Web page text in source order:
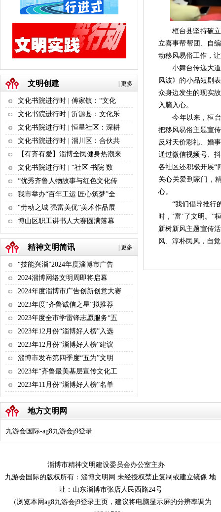
更多
文明创建
文化书院进行时 | 傅家镇：“文化
文化书院进行时 | 沂源县：文化乐
文化书院进行时 | 恒星社区：深耕
文化书院进行时 | 淄川区：合伙共
【有齐有爱】淄博全民健身热潮来
文化书院进行时 | “社区 书院 数
“优秀齐鲁人物故事与红色文化传
我市举办“百年工运 匠心筑梦”全
“劳动之城 强富美优”美术作品展
博山区职工讲书人大赛圆满落幕
更多
精神文明简讯
“技能兴淄”2024年度淄博市广告
2024淄博网络文明周即将启幕
2024年度淄博市广告创新创意大赛
2023年度“齐鲁诚信之星”拟推荐
2023年度全市学雷锋志愿服务“五
2023年12月份“淄博好人榜”入选
2023年12月份“淄博好人榜”建议
淄博市发布第四季度“五为”文明
2023年“齐鲁最美基层宣传文化工
2023年11月份“淄博好人榜”名单
桓台县坚持破立
立喜事帮帮团、自
动移风易俗工作，
小舞台传递大道
风波》的小品短剧
众身边发生的现实
入脑入心。
今年以来，桓台
把移风易俗主题宣
反对天价彩礼、婚
通过微信视频号、
各社区还积极开展“
关心关爱到家门，
心。
“我们倡导推行
时，‘富’了文明。”
新树新风主题宣传
风、淳朴民风，自
地方文明网
九游会国际-ag8九游会j9登录
淄博市精神文明建设委员会办公室主办
九游会国际的版权所有：淄博文明网 未经授权禁止复制或建立镜像 地
址：山东淄博市张店人民西路24号
（浏览本网ag8九游会j9登录主页，建议将电脑显示屏的分辨率调为